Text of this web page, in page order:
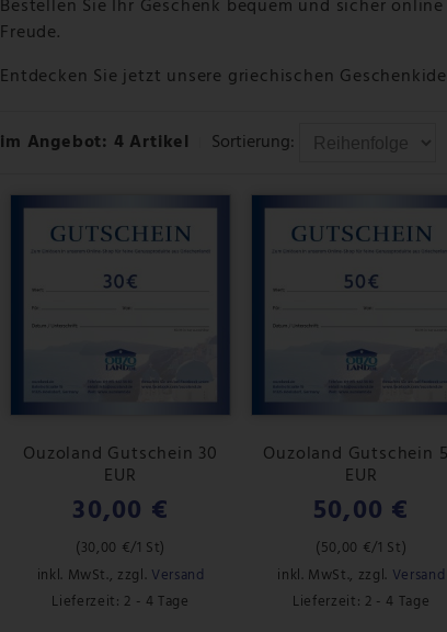
Bestellen Sie Ihr Geschenk bequem und sicher
Freude.
Entdecken Sie jetzt unsere griechischen
im Angebot: 4 Artikel Sortierung:
Ouzoland Gutschein 30
EUR
30,00 €
(30,00 €/1 St)
inkl. MwSt., zzgl. Versand
Lieferzeit: 2 - 4 Tage
Ouzoland Gutschein
EUR
50,00 €
(50,00 €/1 St)
inkl. MwSt., zzgl. Versand
Lieferzeit: 2 - 4 Tage